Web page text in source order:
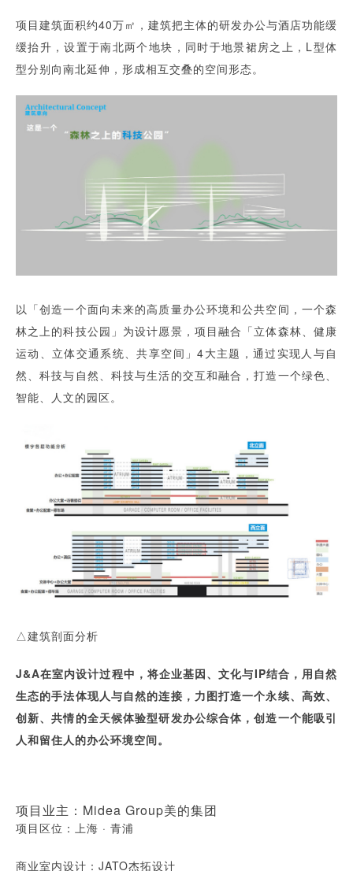
项目建筑面积约40万㎡，建筑把主体的研发办公与酒店功能缓
缓抬升，设置于南北两个地块，同时于地景裙房之上，L型体
型分别向南北延伸，形成相互交叠的空间形态。
以「创造一个面向未来的高质量办公环境和公共空间，一个森
林之上的科技公园」为设计愿景，项目融合「立体森林、健康
运动、立体交通系统、共享空间」4大主题，通过实现人与自
然、科技与自然、科技与生活的交互和融合，打造一个绿色、
智能、人文的园区。
△建筑剖面分析
J&A在室内设计过程中，将企业基因、文化与IP结合，用自然
生态的手法体现人与自然的连接，力图打造一个永续、高效、
创新、共情的全天候体验型研发办公综合体，创造一个能吸引
人和留住人的办公环境空间。
项目业主：Midea Group美的集团
项目区位：上海 · 青浦
商业室内设计：JATO杰拓设计